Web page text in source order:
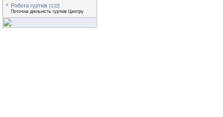
Робота гуртків [132]
Поточна діяльність гуртків Центру